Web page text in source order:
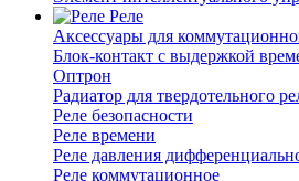
Реле
Аксессуары для
Блок-контакт с выдержкой
Оптрон
Радиатор для твердотельного
Реле безопасности
Реле времени
Реле давления
Реле коммутационное